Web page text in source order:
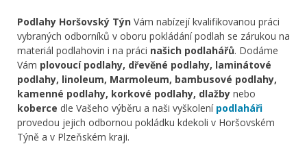
Podlahy Horšovský Týn Vám nabízejí kvalifikovanou práci
vybraných odborníků v oboru pokládání podlah se zárukou na
materiál podlahovin i na práci našich podlahářů. Dodáme
Vám plovoucí podlahy, dřevěné podlahy, laminátové
podlahy, linoleum, Marmoleum, bambusové podlahy,
kamenné podlahy, korkové podlahy, dlažby nebo
koberce dle Vašeho výběru a naši vyškolení podlaháři
provedou jejich odbornou pokládku kdekoli v Horšovském
Týně a v Plzeňském kraji.